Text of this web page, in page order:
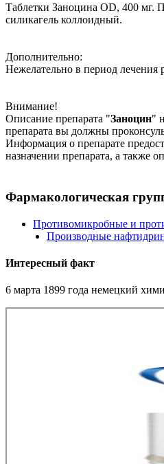
Таблетки Заноцина OD, 400 мг.
силикагель коллоидный.
Дополнительно:
Нежелательно в период лечения
Внимание!
Описание препарата "Заноцин"
препарата вы должны
Информация о препарате
назначении препарата, а также
Фармакологическая
Противомикробные и
Производные
Интересный факт
6 марта 1899 года немецкий